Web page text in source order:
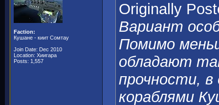
Faction:
Кушане - киит Сомтау
Join Date: Dec 2010
Location: Хиигара
Posts: 1,557
Originally
Вариант
Помимо
обладают
прочности, в
кораблями